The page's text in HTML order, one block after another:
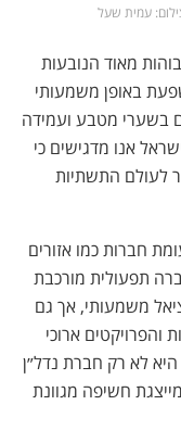
עמית שעל
מאוד הנובעות
באופן משמעותי
בשערי מטבע ועמידה
אנו מדגישים כי
לעולם התשתיות
חברות כמו אזורים
תפעולית מורכבת
משמעותי, אך גם
ארוכי
היא לא רק חברת נדל״ן
חשיפה מגוונת